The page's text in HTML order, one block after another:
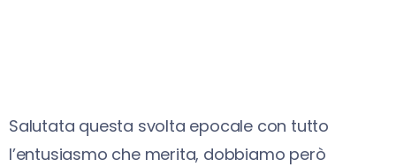
Salutata questa svolta epocale con tutto
l’entusiasmo che merita, dobbiamo però